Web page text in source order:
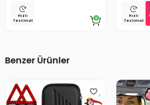
Hızlı
Teslimat
Hızlı
Teslimat
Benzer Ürünler